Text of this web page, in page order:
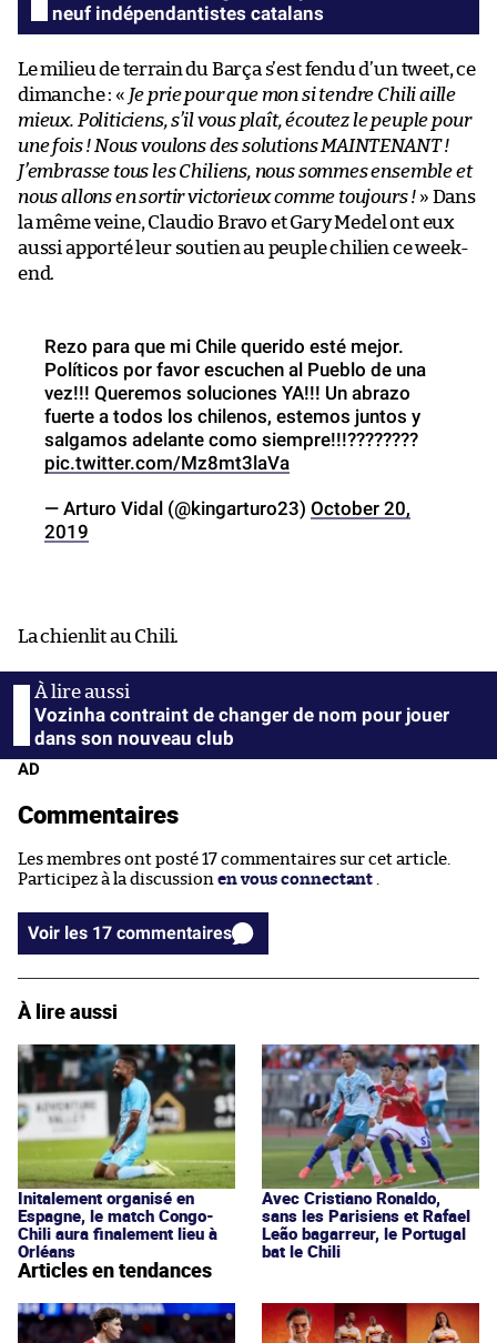
neuf indépendantistes catalans
Le milieu de terrain du Barça s’est fendu d’un tweet, ce
dimanche : « Je prie pour que mon si tendre Chili aille
mieux. Politiciens, s’il vous plaît, écoutez le peuple pour
une fois ! Nous voulons des solutions MAINTENANT !
J’embrasse tous les Chiliens, nous sommes ensemble et
nous allons en sortir victorieux comme toujours ! » Dans
la même veine, Claudio Bravo et Gary Medel ont eux
aussi apporté leur soutien au peuple chilien ce week-
end.
Rezo para que mi Chile querido esté mejor.
Políticos por favor escuchen al Pueblo de una
vez!!! Queremos soluciones YA!!! Un abrazo
fuerte a todos los chilenos, estemos juntos y
salgamos adelante como siempre!!!????????
pic.twitter.com/Mz8mt3laVa
— Arturo Vidal (@kingarturo23) October 20,
2019
La chienlit au Chili.
Vozinha contraint de changer de nom pour jouer
dans son nouveau club
AD
Commentaires
Les membres ont posté 17 commentaires sur cet article.
Participez à la discussion en vous connectant
Voir les 17 commentaires
À lire aussi
Initalement organisé en
Espagne, le match Congo-
Chili aura finalement lieu à
Orléans
Avec Cristiano Ronaldo,
sans les Parisiens et Rafael
Leão bagarreur, le Portugal
bat le Chili
Articles en tendances